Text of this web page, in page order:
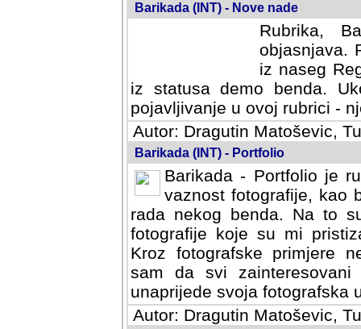
Barikada (INT) - Nove nade
Rubrika,
objasnjava.
iz naseg
iz statusa demo benda.
pojavljivanje u ovoj rubrici -
Autor: Dragutin Matoševic,
Barikada (INT) - Portfolio
Barikada - Portfolio je
vaznost fotografije, kao
rada nekog benda. Na to
fotografije koje su mi
fotografske primjere
svi zainteresovani
svoja fotografska umijeca.
Autor: Dragutin Matoševic,